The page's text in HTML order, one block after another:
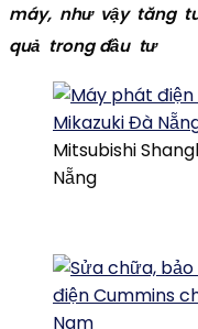
máy, như vậy tăng
quả trong đầu tư
Mitsubishi
Nẵng